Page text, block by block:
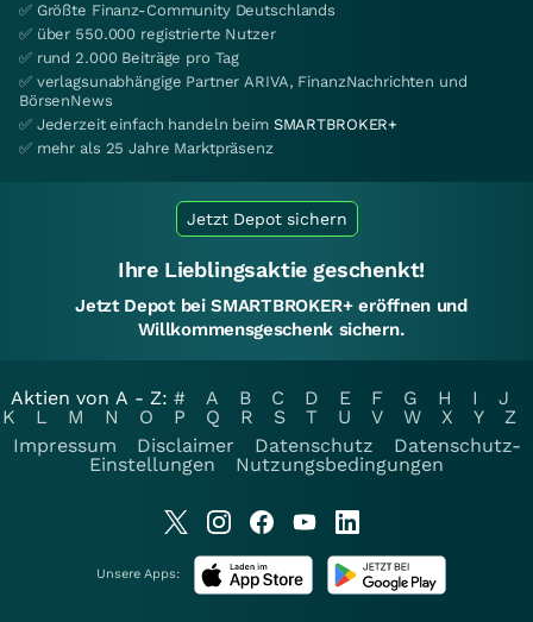
✅ Größte Finanz-Community Deutschlands
✅ über 550.000 registrierte Nutzer
✅ rund 2.000 Beiträge pro Tag
✅ verlagsunabhängige Partner ARIVA, FinanzNachrichten und
BörsenNews
✅ Jederzeit einfach handeln beim SMARTBROKER+
✅ mehr als 25 Jahre Marktpräsenz
Jetzt Depot sichern
Ihre Lieblingsaktie geschenkt!
Jetzt Depot bei SMARTBROKER+ eröffnen und
Willkommensgeschenk sichern.
Aktien von A - Z: # A B C D E F G H I
J
K
L M N O P Q R S T U V W X Y
Z
Impressum
Disclaimer Datenschutz
Datenschutz-
Einstellungen
Nutzungsbedingungen
Unsere Apps: